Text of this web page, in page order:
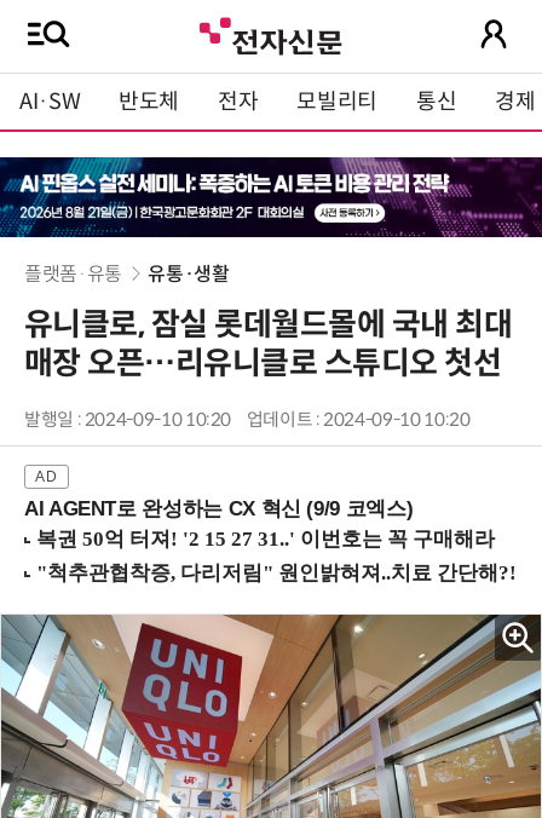
AI·SW 반도체 전자 모빌리티 통신 경제
플랫폼·유통 유통·생활
유니클로, 잠실 롯데월드몰에 국내 최대
매장 오픈…리유니클로 스튜디오 첫선
발행일 : 2024-09-10 10:20 업데이트 : 2024-09-10 10:20
AI AGENT로 완성하는 CX 혁신 (9/9 코엑스)